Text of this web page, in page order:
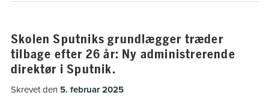
Skolen Sputniks grundlægger træder
tilbage efter 26 år: Ny administrerende
direktør i Sputnik.
Skrevet den 5. februar 2025